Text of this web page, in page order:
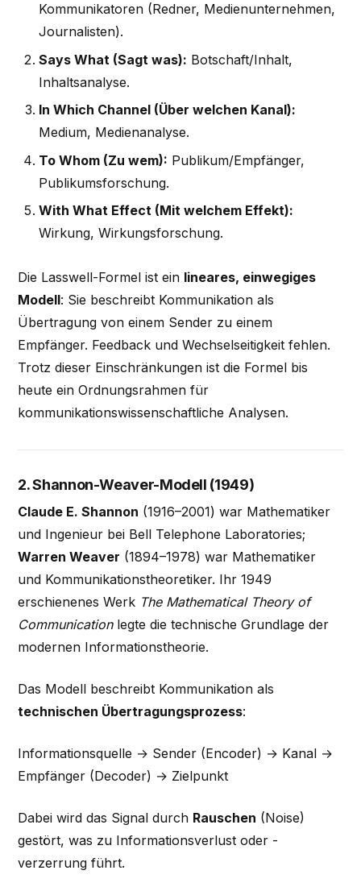
Kommunikatoren (Redner, Medienunternehmen,
Journalisten).
Says What (Sagt was): Botschaft/Inhalt,
Inhaltsanalyse.
In Which Channel (Über welchen Kanal):
Medium, Medienanalyse.
To Whom (Zu wem): Publikum/Empfänger,
Publikumsforschung.
With What Effect (Mit welchem Effekt):
Wirkung, Wirkungsforschung.
Die Lasswell-Formel ist ein lineares, einwegiges
Modell: Sie beschreibt Kommunikation als
Übertragung von einem Sender zu einem
Empfänger. Feedback und Wechselseitigkeit fehlen.
Trotz dieser Einschränkungen ist die Formel bis
heute ein Ordnungsrahmen für
kommunikationswissenschaftliche Analysen.
2. Shannon-Weaver-Modell (1949)
Claude E. Shannon (1916–2001) war Mathematiker
und Ingenieur bei Bell Telephone Laboratories;
Warren Weaver (1894–1978) war Mathematiker
und Kommunikationstheoretiker. Ihr 1949
erschienenes Werk The Mathematical Theory of
Communicationlegte die technische Grundlage der
modernen Informationstheorie.
Das Modell beschreibt Kommunikation als
technischen Übertragungsprozess:
Informationsquelle → Sender (Encoder) → Kanal →
Empfänger (Decoder) → Zielpunkt
Dabei wird das Signal durch Rauschen (Noise)
gestört, was zu Informationsverlust oder -
verzerrung führt.